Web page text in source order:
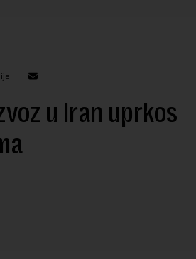
u Iran uprkos